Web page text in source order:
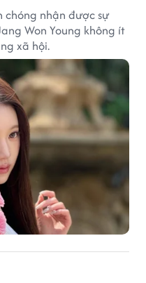
chóng nhận được sự
Won Young không ít
xã hội.